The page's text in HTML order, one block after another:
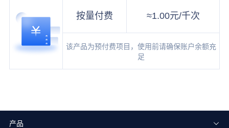
按量付费 ≈1.00元/千次
该产品为预付费项目，使用前请确保账户余额充
足
产品